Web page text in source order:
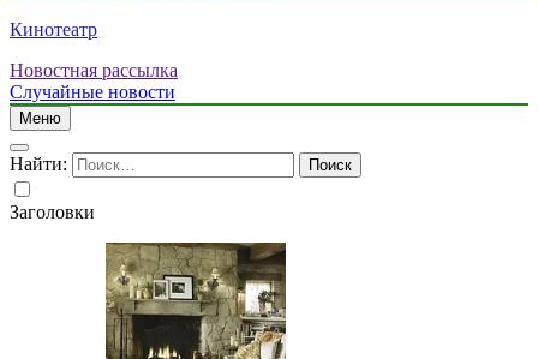
Кинотеатр
Новостная рассылка
Случайные новости
Меню
Найти:
Заголовки